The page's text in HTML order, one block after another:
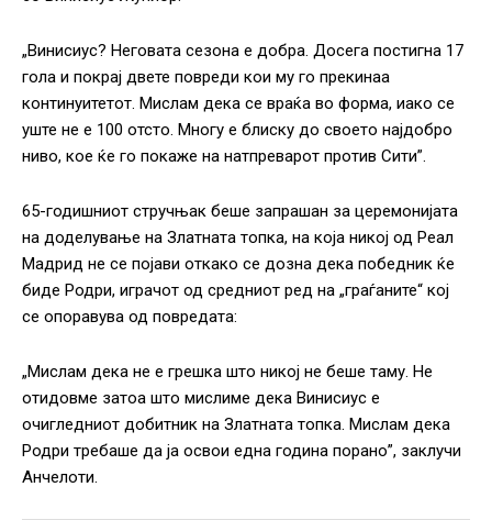
„Винисиус? Неговата сезона е добра. Досега постигна 17
гола и покрај двете повреди кои му го прекинаа
континуитетот. Мислам дека се враќа во форма, иако се
уште не е 100 отсто. Многу е блиску до своето најдобро
ниво, кое ќе го покаже на натпреварот против Сити”.
65-годишниот стручњак беше запрашан за церемонијата
на доделување на Златната топка, на која никој од Реал
Мадрид не се појави откако се дозна дека победник ќе
биде Родри, играчот од средниот ред на „граѓаните“ кој
се опоравува од повредата:
„Мислам дека не е грешка што никој не беше таму. Не
отидовме затоа што мислиме дека Винисиус е
очигледниот добитник на Златната топка. Мислам дека
Родри требаше да ја освои една година порано”, заклучи
Анчелоти.